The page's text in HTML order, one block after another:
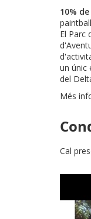
10%
El Parc
un únic
del
Més
Cal